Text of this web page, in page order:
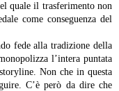
quale il trasferimento non
come conseguenza del
fede alla tradizione della
l’intera puntata
Non che in questa
C’è però da dire che